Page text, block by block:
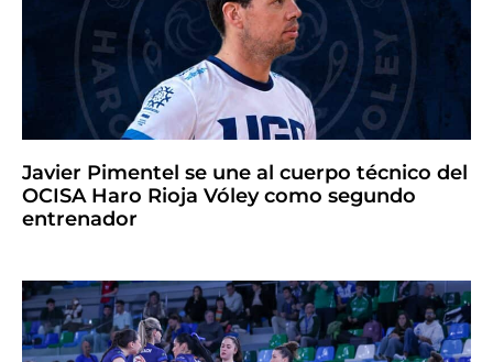
Javier Pimentel se une al cuerpo técnico del
OCISA Haro Rioja Vóley como segundo
entrenador